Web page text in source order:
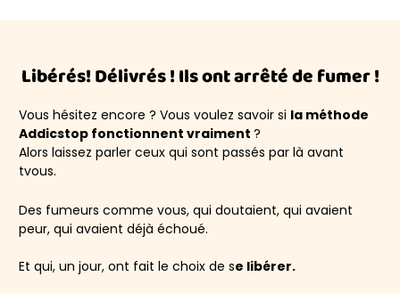
Libérés! Délivrés ! Ils ont arrêté de fumer !
Vous hésitez encore ? Vous voulez savoir si la méthode
Addicstop fonctionnent vraiment ?
Alors laissez parler ceux qui sont passés par là avant
tvous.
Des fumeurs comme vous, qui doutaient, qui avaient
peur, qui avaient déjà échoué.
Et qui, un jour, ont fait le choix de se libérer.